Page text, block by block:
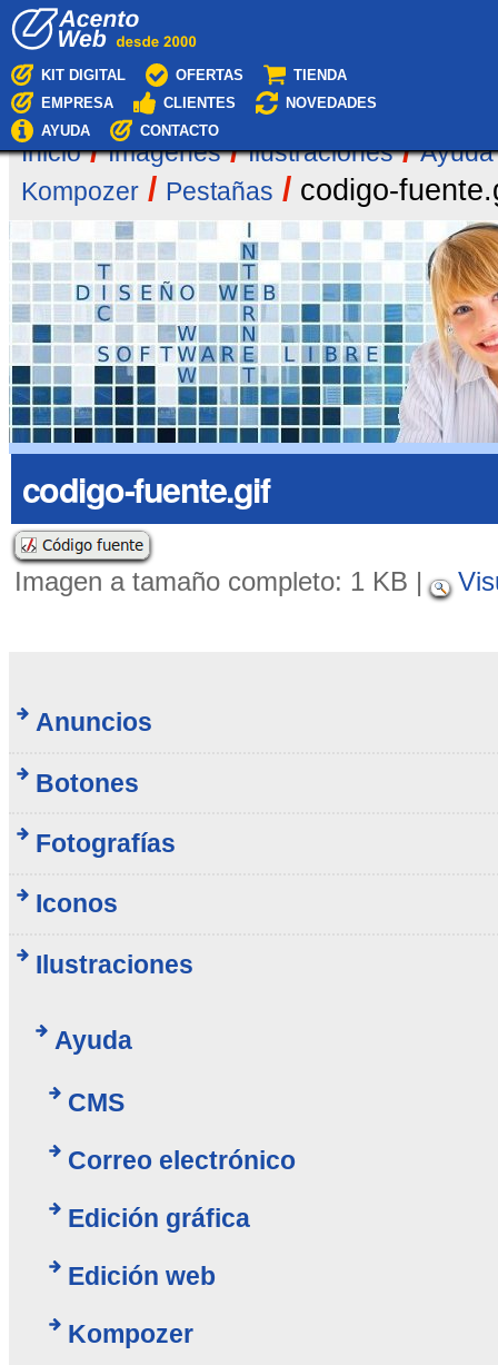
KIT DIGITAL OFERTAS
TIENDA
EMPRESA
CLIENTES
NOVEDADES
AYUDA
CONTACTO
Inicio /Imágenes /Ilustraciones /Ayuda
Kompozer / Pestañas / codigo-
codigo-fuente.gif
Imagen a tamaño completo: 1 KB |
Anuncios
Botones
Fotografías
Iconos
Ilustraciones
Ayuda
CMS
Correo electrónico
Edición gráfica
Edición web
Kompozer